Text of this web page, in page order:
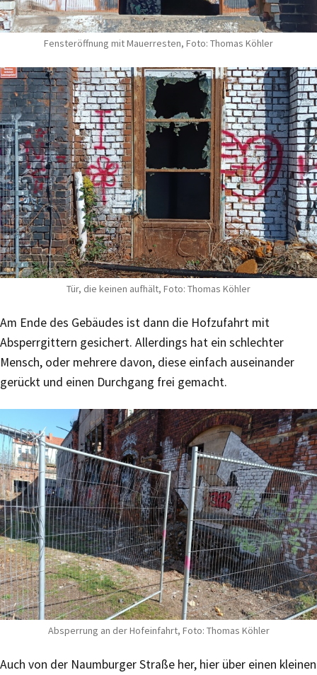
Fensteröffnung mit Mauerresten, Foto: Thomas Köhler
Tür, die keinen aufhält, Foto: Thomas Köhler
Am Ende des Gebäudes ist dann die Hofzufahrt mit
Absperrgittern gesichert. Allerdings hat ein schlechter
Mensch, oder mehrere davon, diese einfach auseinander
gerückt und einen Durchgang frei gemacht.
Absperrung an der Hofeinfahrt, Foto: Thomas Köhler
Auch von der Naumburger Straße her, hier über einen kleinen